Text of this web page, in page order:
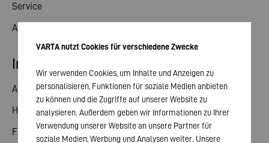
Service
Aktuelles
Investor Relations
Aktie
Hauptversammlung
Finanzkalender
VARTA nutzt Cookies für verschiedene Zwecke
Wir verwenden Cookies, um Inhalte und Anzeigen zu
personalisieren, Funktionen für soziale Medien anbieten
zu können und die Zugriffe auf unserer Website zu
analysieren. Außerdem geben wir Informationen zu Ihrer
Verwendung unserer Website an unsere Partner für
soziale Medien, Werbung und Analysen weiter. Unsere